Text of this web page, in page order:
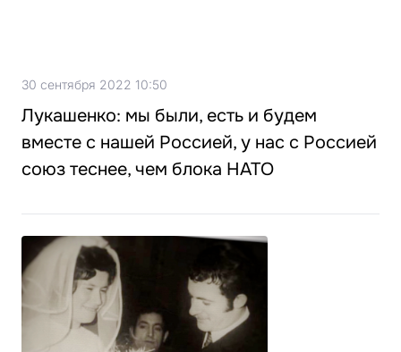
30 сентября 2022 10:50
Лукашенко: мы были, есть и будем
вместе с нашей Россией, у нас с Россией
союз теснее, чем блока НАТО